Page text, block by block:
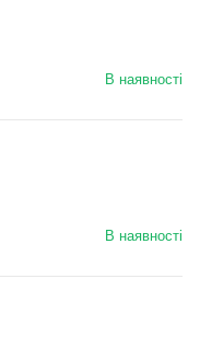
В наявності
В наявності